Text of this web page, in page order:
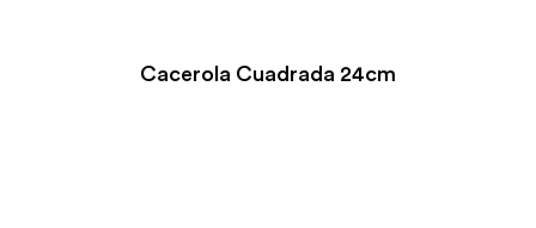
Cacerola Cuadrada 24cm